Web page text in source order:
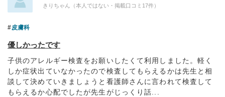
きりちゃん（本人ではない・掲載口コミ17件）
皮膚科
優しかったです
子供のアレルギー検査をお願いしたくて利用しました。軽く
しか症状出ていなかったので検査してもらえるかは先生と相
談して決めていきましょうと看護師さんに言われて検査して
もらえるか心配でしたが先生がじっくり話...